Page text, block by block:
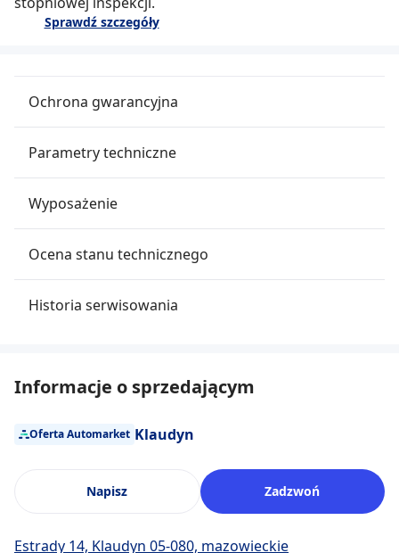
Sprawdź szczegóły
Ochrona gwarancyjna
Parametry techniczne
Wyposażenie
Ocena stanu technicznego
Historia serwisowania
Informacje o sprzedającym
Oferta Automarket Klaudyn
Napisz Zadzwoń
Estrady 14, Klaudyn 05-080, mazowieckie